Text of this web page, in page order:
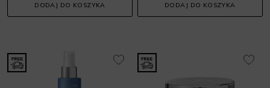
DODAJ DO KOSZYKA DODAJ DO KOSZYKA